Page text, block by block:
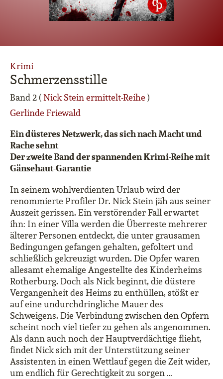
Schmerzensstille
Band 2 (Nick Stein ermittelt-Reihe )
Gerlinde Friewald
Krimi
Ein düsteres Netzwerk, das sich nach Macht und
Rache sehnt
Der zweite Band der spannenden Krimi-Reihe mit
Gänsehaut-Garantie
In seinem wohlverdienten Urlaub wird der
renommierte Profiler Dr. Nick Stein jäh aus seiner
Auszeit gerissen. Ein verstörender Fall erwartet
ihn: In einer Villa werden die Überreste mehrerer
älterer Personen entdeckt, die unter grausamen
Bedingungen gefangen gehalten, gefoltert und
schließlich gekreuzigt wurden. Die Opfer waren
allesamt ehemalige Angestellte des Kinderheims
Rotherburg. Doch als Nick beginnt, die düstere
Vergangenheit des Heims zu enthüllen, stößt er
auf eine undurchdringliche Mauer des
Schweigens. Die Verbindung zwischen den Opfern
scheint noch viel tiefer zu gehen als angenommen.
Als dann auch noch der Hauptverdächtige flieht,
findet Nick sich mit der Unterstützung seiner
Assistenten in einen Wettlauf gegen die Zeit wider,
um endlich für Gerechtigkeit zu sorgen …